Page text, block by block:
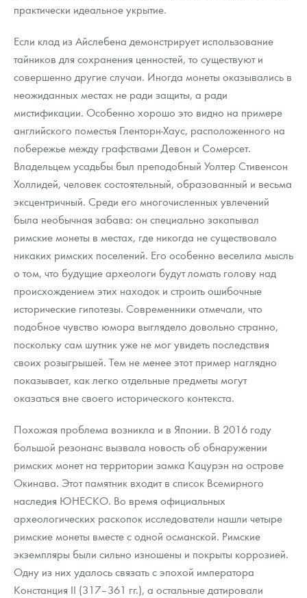
практически идеальное укрытие.
Если клад из Айслебена демонстрирует использование
тайников для сохранения ценностей, то существуют и
совершенно другие случаи. Иногда монеты оказывались в
неожиданных местах не ради защиты, а ради
мистификации. Особенно хорошо это видно на примере
английского поместья Гленторн-Хаус, расположенного на
побережье между графствами Девон и Сомерсет.
Владельцем усадьбы был преподобный Уолтер Стивенсон
Холлидей, человек состоятельный, образованный и весьма
эксцентричный. Среди его многочисленных увлечений
была необычная забава: он специально закапывал
римские монеты в местах, где никогда не существовало
никаких римских поселений. Его особенно веселила мысль
о том, что будущие археологи будут ломать голову над
происхождением этих находок и строить ошибочные
исторические гипотезы. Современники отмечали, что
подобное чувство юмора выглядело довольно странно,
поскольку сам шутник уже не мог увидеть последствия
своих розыгрышей. Тем не менее этот пример наглядно
показывает, как легко отдельные предметы могут
оказаться вне своего исторического контекста.
Похожая проблема возникла и в Японии. В 2016 году
большой резонанс вызвала новость об обнаружении
римских монет на территории замка Кацурэн на острове
Окинава. Этот памятник входит в список Всемирного
наследия ЮНЕСКО. Во время официальных
археологических раскопок исследователи нашли четыре
римские монеты вместе с одной османской. Римские
экземпляры были сильно изношены и покрыты коррозией.
Одну из них удалось связать с эпохой императора
Констанция II (317–361 гг.), а остальные датировали